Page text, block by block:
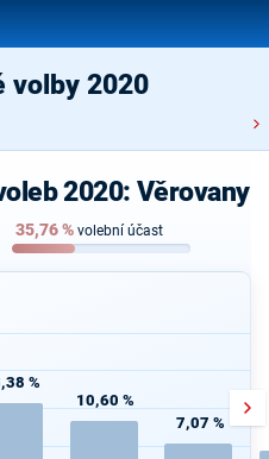
volby 2020
2020: Věrovany
35,76% volební účast
%
10,60 %
7,07 %